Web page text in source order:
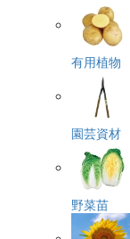
有用植物
園芸資材
野菜苗